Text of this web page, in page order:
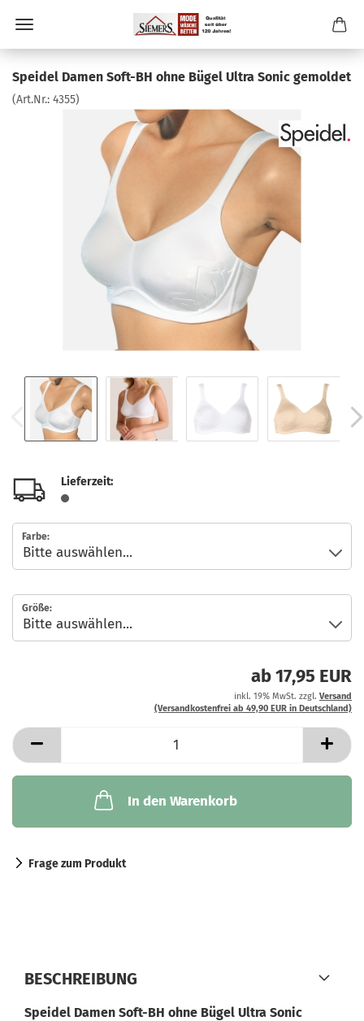
Speidel Damen Soft-BH ohne Bügel Ultra Sonic gemoldet
(Art.Nr.: 4355)
Lieferzeit:
Farbe:
Größe:
ab 17,95 EUR
inkl. 19% MwSt. zzgl. Versand
(Versandkostenfrei ab 49,90 EUR in Deutschland)
In den Warenkorb
Frage zum Produkt
BESCHREIBUNG
Speidel Damen Soft-BH ohne Bügel Ultra Sonic